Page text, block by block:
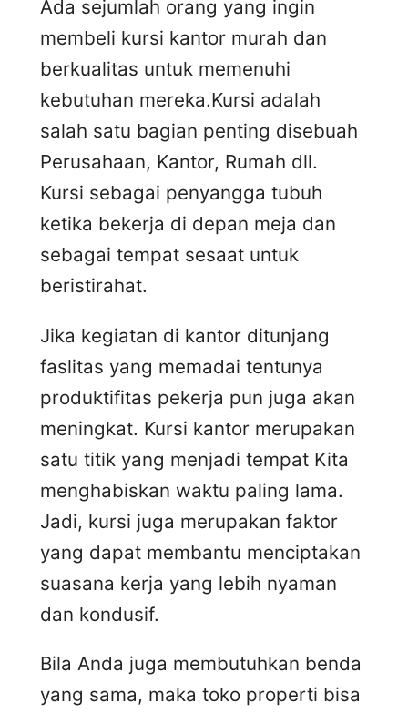
Ada sejumlah orang yang ingin
membeli kursi kantor murah dan
berkualitas untuk memenuhi
kebutuhan mereka.Kursi adalah
salah satu bagian penting disebuah
Perusahaan, Kantor, Rumah dll.
Kursi sebagai penyangga tubuh
ketika bekerja di depan meja dan
sebagai tempat sesaat untuk
beristirahat.
Jika kegiatan di kantor ditunjang
faslitas yang memadai tentunya
produktifitas pekerja pun juga akan
meningkat. Kursi kantor merupakan
satu titik yang menjadi tempat Kita
menghabiskan waktu paling lama.
Jadi, kursi juga merupakan faktor
yang dapat membantu menciptakan
suasana kerja yang lebih nyaman
dan kondusif.
Bila Anda juga membutuhkan benda
yang sama, maka toko properti bisa